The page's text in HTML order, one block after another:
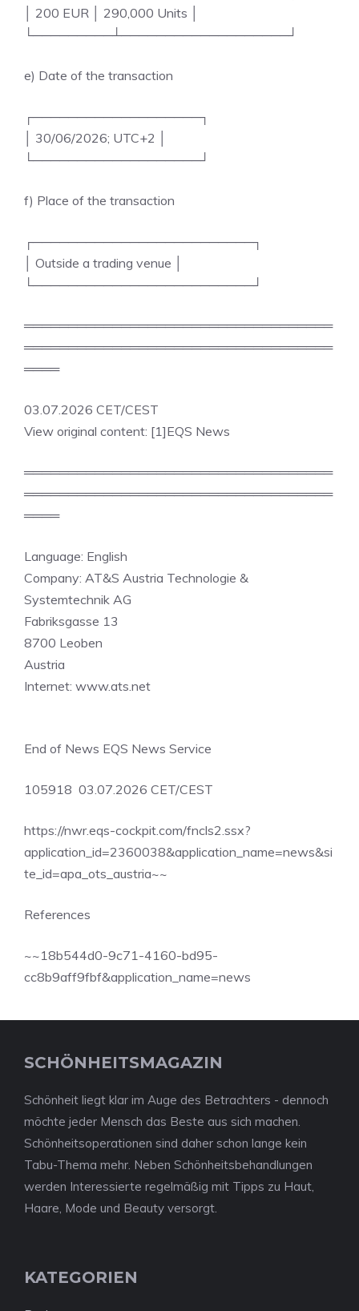
│ 200 EUR │ 290,000 Units │
└─────────┴───────────────────┘
e) Date of the transaction
┌───────────────────┐
│ 30/06/2026; UTC+2 │
└───────────────────┘
f) Place of the transaction
┌─────────────────────────┐
│ Outside a trading venue │
└─────────────────────────┘
═══════════════════════════════════
═══════════════════════════════════
════
03.07.2026 CET/CEST
View original content: [1]EQS News
═══════════════════════════════════
═══════════════════════════════════
════
Language: English
Company: AT&S Austria Technologie &
Systemtechnik AG
Fabriksgasse 13
8700 Leoben
Austria
Internet: www.ats.net
End of News EQS News Service
105918 03.07.2026 CET/CEST
https://nwr.eqs-cockpit.com/fncls2.ssx?
application_id=2360038&application_name=news&si
te_id=apa_ots_austria~~
References
~~18b544d0-9c71-4160-bd95-
cc8b9aff9fbf&application_name=news
SCHÖNHEITSMAGAZIN
Schönheit liegt klar im Auge des Betrachters - dennoch
möchte jeder Mensch das Beste aus sich machen.
Schönheitsoperationen sind daher schon lange kein
Tabu-Thema mehr. Neben Schönheitsbehandlungen
werden Interessierte regelmäßig mit Tipps zu Haut,
Haare, Mode und Beauty versorgt.
KATEGORIEN